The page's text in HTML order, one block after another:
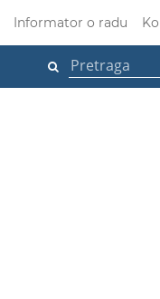
Informator o radu